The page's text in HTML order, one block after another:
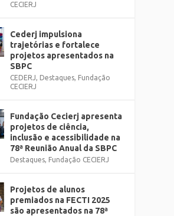
CECIERJ
Cederj impulsiona
trajetórias e fortalece
projetos apresentados na
SBPC
CEDERJ, Destaques, Fundação
CECIERJ
Fundação Cecierj apresenta
projetos de ciência,
inclusão e acessibilidade na
78ª Reunião Anual da SBPC
Destaques, Fundação CECIERJ
Projetos de alunos
premiados na FECTI 2025
são apresentados na 78ª